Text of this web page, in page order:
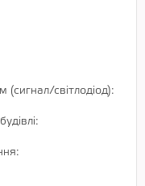
(сигнал/світлодіод):